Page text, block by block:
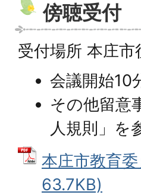
傍聴受付
受付場所 本庄
会議開始10
その他留意
人規則」を
本庄市教育
63.7KB)